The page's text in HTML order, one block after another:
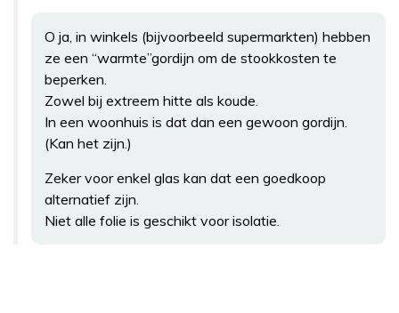
O ja, in winkels (bijvoorbeeld supermarkten) hebben
ze een “warmte”gordijn om de stookkosten te
beperken.
Zowel bij extreem hitte als koude.
In een woonhuis is dat dan een gewoon gordijn.
(Kan het zijn.)
Zeker voor enkel glas kan dat een goedkoop
alternatief zijn.
Niet alle folie is geschikt voor isolatie.